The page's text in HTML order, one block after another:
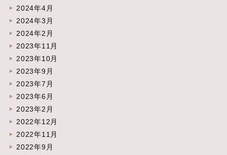
2024年4月
2024年3月
2024年2月
2023年11月
2023年10月
2023年9月
2023年7月
2023年6月
2023年2月
2022年12月
2022年11月
2022年9月